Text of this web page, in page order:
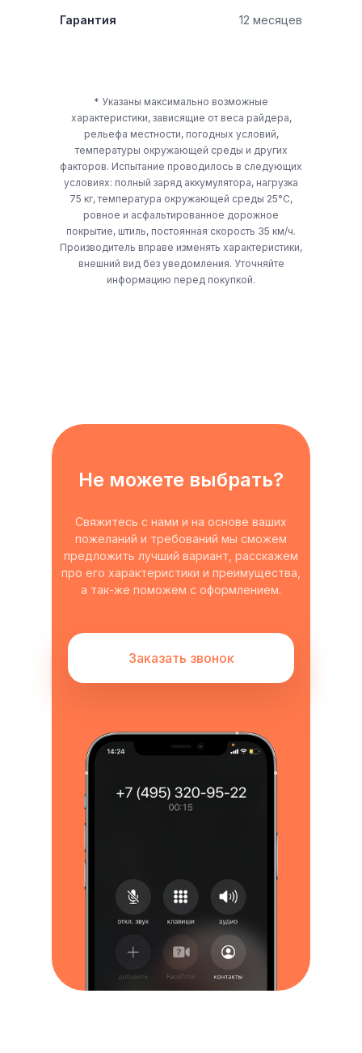
Гарантия 12 месяцев
* Указаны максимально возможные
характеристики, зависящие от веса райдера,
рельефа местности, погодных условий,
температуры окружающей среды и других
факторов. Испытание проводилось в следующих
условиях: полный заряд аккумулятора, нагрузка
75 кг, температура окружающей среды 25°C,
ровное и асфальтированное дорожное
покрытие, штиль, постоянная скорость 35 км/ч.
Производитель вправе изменять характеристики,
внешний вид без уведомления. Уточняйте
информацию перед покупкой.
Свяжитесь с нами и на основе ваших
пожеланий и требований мы сможем
предложить лучший вариант, расскажем
про его характеристики и преимущества,
а так-же поможем с оформлением.
Не можете выбрать?
Заказать звонок